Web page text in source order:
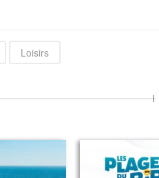
Loisirs